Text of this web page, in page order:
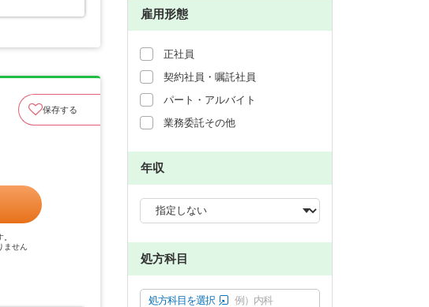
保存する
ません
雇用形態
正社員
契約社員・嘱託社員
パート・アルバイト
業務委託その他
年収
処方科目
処方科目を選択 例）内科